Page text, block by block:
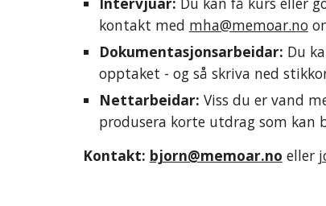
kontakt med mha@memoar.no
Dokumentasjonsarbeidar: Du
opptaket - og så skriva ned
Nettarbeidar: Viss du er vand
produsera korte utdrag som kan
Kontakt: bjorn@memoar.no eller